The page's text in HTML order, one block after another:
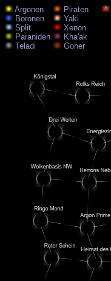
Argonen Piraten
Boronen
Yaki
Split
Xenon
Paraniden
Kha'ak
Teladi
Goner